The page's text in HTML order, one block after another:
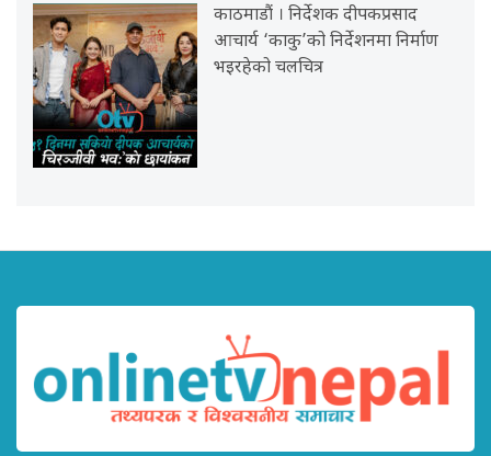
काठमाडौं । निर्देशक दीपकप्रसाद
आचार्य ‘काकु’को निर्देशनमा निर्माण
भइरहेको चलचित्र